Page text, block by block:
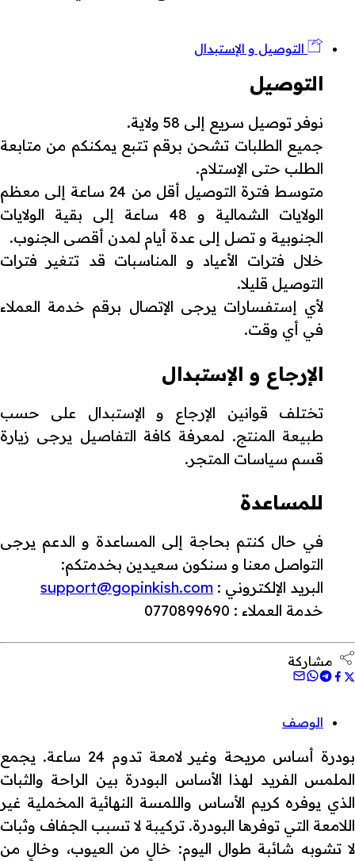
التوصيل و الإستبدال
التوصيل
نوفر توصيل سريع إلى 58 ولاية.
جميع الطلبات تشحن برقم تتبع يمكنكم من متابعة
الطلب حتى الإستلام.
متوسط فترة التوصيل أقل من 24 ساعة إلى معظم
الولايات الشمالية و 48 ساعة إلى بقية الولايات
الجنوبية و تصل إلى عدة أيام لمدن أقصى الجنوب.
خلال فترات الأعياد و المناسبات قد تتغير فترات
التوصيل قليلا.
لأي إستفسارات يرجى الإتصال برقم خدمة العملاء
في أي وقت.
الإرجاع و الإستبدال
تختلف قوانين الإرجاع و الإستبدال على حسب
طبيعة المنتج. لمعرفة كافة التفاصيل يرجى زيارة
قسم سياسات المتجر.
للمساعدة
في حال كنتم بحاجة إلى المساعدة و الدعم يرجى
التواصل معنا و سنكون سعيدين بخدمتكم:
البريد الإلكتروني : support@gopinkish.com
خدمة العملاء : 0770899690
مشاركة
الوصف
بودرة أساس مريحة وغير لامعة تدوم 24 ساعة. يجمع
الملمس الفريد لهذا الأساس البودرة بين الراحة والثبات
الذي يوفره كريم الأساس واللمسة النهائية المخملية غير
اللامعة التي توفرها البودرة. تركيبة لا تسبب الجفاف وثبات
لا تشوبه شائبة طوال اليوم: خالٍ من العيوب، وخالٍ من